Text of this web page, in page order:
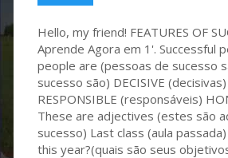
Hello, my friend! FEATURES OF
Aprende Agora em 1'. Successful
people are (pessoas de sucesso
sucesso são) DECISIVE
RESPONSIBLE (responsáveis)
These are adjectives (estes são
sucesso) Last class (aula
this year?(quais são seus